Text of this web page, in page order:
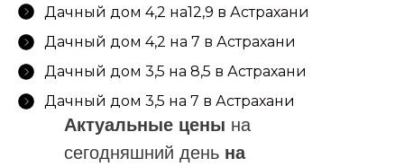
Дачный дом 4,2 на12,9 в Астрахани
Дачный дом 4,2 на 7 в Астрахани
Дачный дом 3,5 на 8,5 в Астрахани
Дачный дом 3,5 на 7 в Астрахани
Актуальные цены на
сегодняшний день на
+7(937)900-00-67
ВРЕМЯ РАБОТЫ : 09.00-18.00